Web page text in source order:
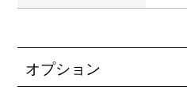
オプション